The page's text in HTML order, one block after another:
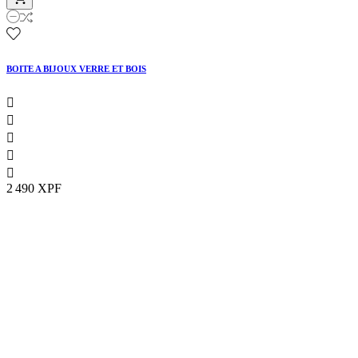
BOITE A BIJOUX VERRE ET BOIS





2 490 XPF